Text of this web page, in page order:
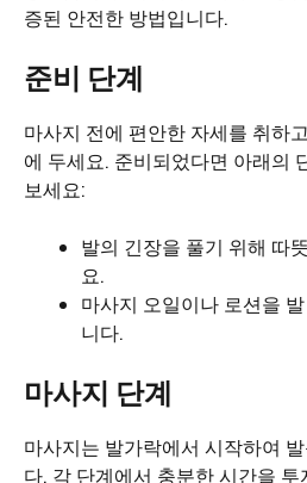
증된 안전한 방법입니다.
준비 단계
마사지 전에 편안한 자세를 취하
에 두세요. 준비되었다면 아래의
보세요:
발의 긴장을 풀기 위해 따
요.
마사지 오일이나 로션을
니다.
마사지 단계
마사지는 발가락에서 시작하여
다. 각 단계에서 충분한 시간을